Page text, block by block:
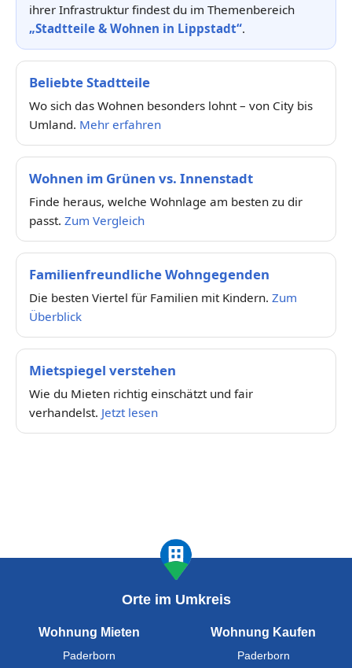
ihrer Infrastruktur findest du im Themenbereich
„Stadtteile & Wohnen in Lippstadt“.
Beliebte Stadtteile
Wo sich das Wohnen besonders lohnt – von City bis
Umland. Mehr erfahren
Wohnen im Grünen vs. Innenstadt
Finde heraus, welche Wohnlage am besten zu dir
passt. Zum Vergleich
Familienfreundliche Wohngegenden
Die besten Viertel für Familien mit Kindern. Zum
Überblick
Mietspiegel verstehen
Wie du Mieten richtig einschätzt und fair
verhandelst. Jetzt lesen
Orte im Umkreis
Wohnung Mieten
Paderborn
Wohnung Kaufen
Paderborn